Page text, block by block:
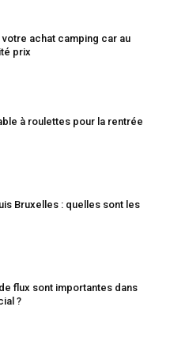
achat camping car au
prix
à roulettes pour la rentrée
Bruxelles : quelles sont les
flux sont importantes dans
?